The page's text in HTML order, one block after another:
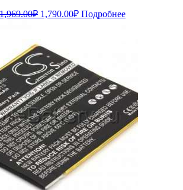
1,969.00₽ Первоначальная
1,969.00₽.
1,790.00₽Текущая
цена:
Подробнее